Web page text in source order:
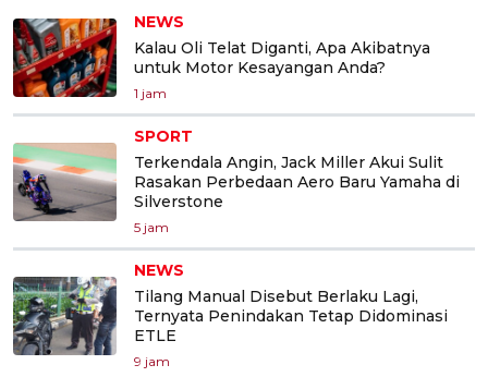
NEWS
Kalau Oli Telat Diganti, Apa Akibatnya
untuk Motor Kesayangan Anda?
1 jam
SPORT
Terkendala Angin, Jack Miller Akui Sulit
Rasakan Perbedaan Aero Baru Yamaha di
Silverstone
5 jam
NEWS
Tilang Manual Disebut Berlaku Lagi,
Ternyata Penindakan Tetap Didominasi
ETLE
9 jam